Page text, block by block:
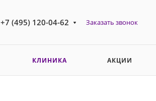
+7 (495) 120-04-62 Заказать звонок
КЛИНИКА АКЦИИ